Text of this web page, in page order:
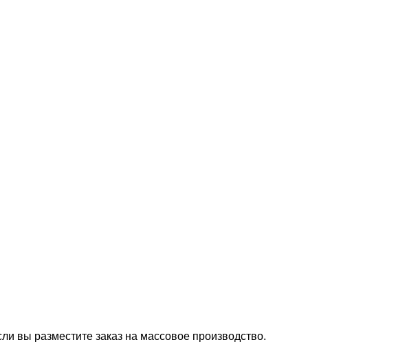
вы разместите заказ на массовое производство.